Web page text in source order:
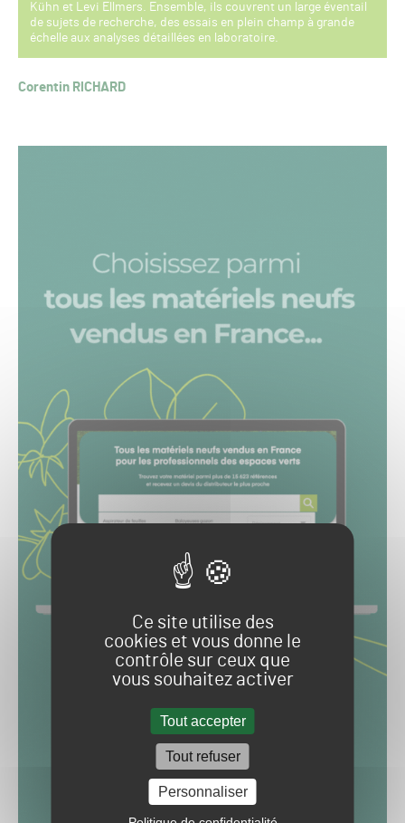
Ce site utilise des
cookies et vous donne le
contrôle sur ceux que
vous souhaitez activer
Tout accepter
Tout refuser
Personnaliser
Kühn et Levi Ellmers. Ensemble, ils couvrent un large éventail
de sujets de recherche, des essais en plein champ à grande
échelle aux analyses détaillées en laboratoire.
Corentin RICHARD